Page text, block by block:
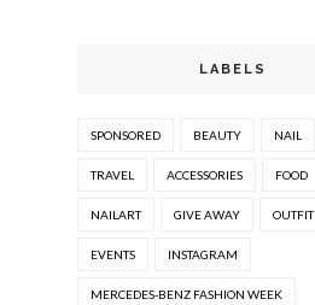
LABELS
SPONSORED BEAUTY NAIL
TRAVEL ACCESSORIES FOOD
NAILART GIVE AWAY OUTFIT
EVENTS INSTAGRAM
MERCEDES-BENZ FASHION WEEK